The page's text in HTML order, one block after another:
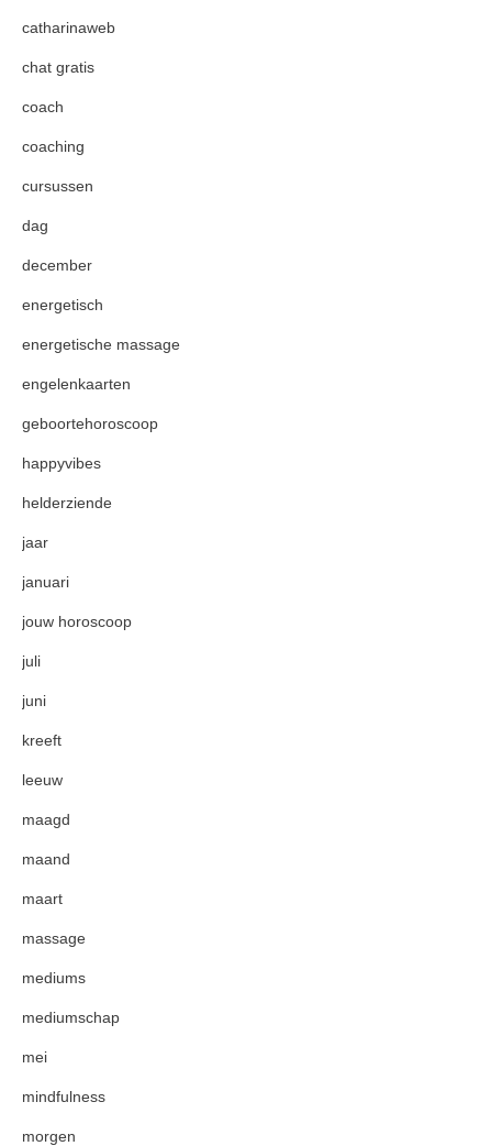
catharinaweb
chat gratis
coach
coaching
cursussen
dag
december
energetisch
energetische massage
engelenkaarten
geboortehoroscoop
happyvibes
helderziende
jaar
januari
jouw horoscoop
juli
juni
kreeft
leeuw
maagd
maand
maart
massage
mediums
mediumschap
mei
mindfulness
morgen